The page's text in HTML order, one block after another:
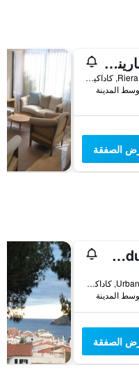
هوستال مارينا كاداكيس
Riera Sant Vicenc, 3, كاداكيس, كاتالونيا, أسبانيا
الصفقة
Arrels Hotel Cadaques - Adults Only
Urbanitzacio Majoira, كاداكيس, كاتالونيا, أسبانيا
الصفقة